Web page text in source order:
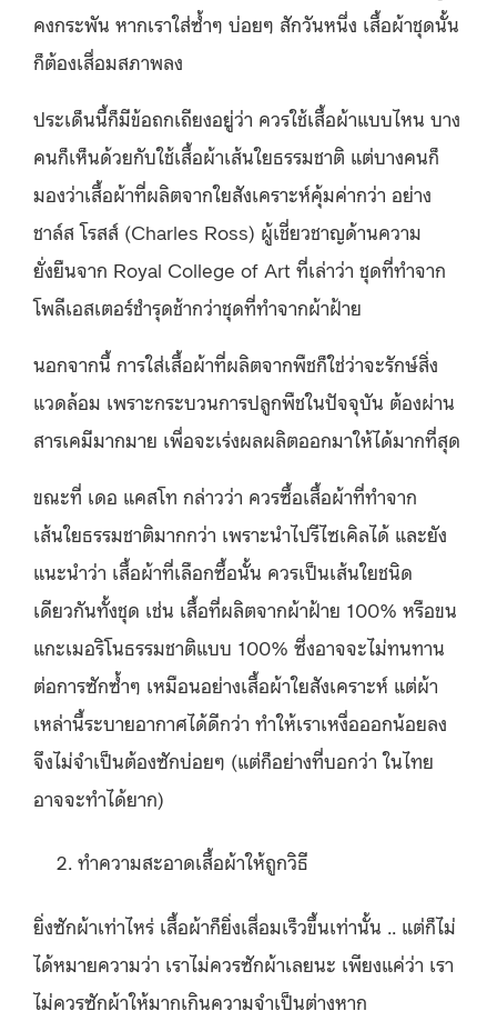
คงกระพัน หากเราใส่ซ้ำๆ บ่อยๆ สักวันหนึ่ง เสื้อผ้าชุดนั้น
ก็ต้องเสื่อมสภาพลง
ประเด็นนี้ก็มีข้อถกเถียงอยู่ว่า ควรใช้เสื้อผ้าแบบไหน บาง
คนก็เห็นด้วยกับใช้เสื้อผ้าเส้นใยธรรมชาติ แต่บางคนก็
มองว่าเสื้อผ้าที่ผลิตจากใยสังเคราะห์คุ้มค่ากว่า อย่าง
ชาล์ส โรสส์ (Charles Ross) ผู้เชี่ยวชาญด้านความ
ยั่งยืนจาก Royal College of Art ที่เล่าว่า ชุดที่ทำจาก
โพลีเอสเตอร์ชำรุดช้ากว่าชุดที่ทำจากผ้าฝ้าย
นอกจากนี้ การใส่เสื้อผ้าที่ผลิตจากพืชก็ใช่ว่าจะรักษ์สิ่ง
แวดล้อม เพราะกระบวนการปลูกพืชในปัจจุบัน ต้องผ่าน
สารเคมีมากมาย เพื่อจะเร่งผลผลิตออกมาให้ได้มากที่สุด
ขณะที่ เดอ แคสโท กล่าวว่า ควรซื้อเสื้อผ้าที่ทำจาก
เส้นใยธรรมชาติมากกว่า เพราะนำไปรีไซเคิลได้ และยัง
แนะนำว่า เสื้อผ้าที่เลือกซื้อนั้น ควรเป็นเส้นใยชนิด
เดียวกันทั้งชุด เช่น เสื้อที่ผลิตจากผ้าฝ้าย 100% หรือขน
แกะเมอริโนธรรมชาติแบบ 100% ซึ่งอาจจะไม่ทนทาน
ต่อการซักซ้ำๆ เหมือนอย่างเสื้อผ้าใยสังเคราะห์ แต่ผ้า
เหล่านี้ระบายอากาศได้ดีกว่า ทำให้เราเหงื่อออกน้อยลง
จึงไม่จำเป็นต้องซักบ่อยๆ (แต่ก็อย่างที่บอกว่า ในไทย
อาจจะทำได้ยาก)
ทำความสะอาดเสื้อผ้าให้ถูกวิธี
ยิ่งซักผ้าเท่าไหร่ เสื้อผ้าก็ยิ่งเสื่อมเร็วขึ้นเท่านั้น .. แต่ก็ไม่
ได้หมายความว่า เราไม่ควรซักผ้าเลยนะ เพียงแค่ว่า เรา
ไม่ควรซักผ้าให้มากเกินความจำเป็นต่างหาก